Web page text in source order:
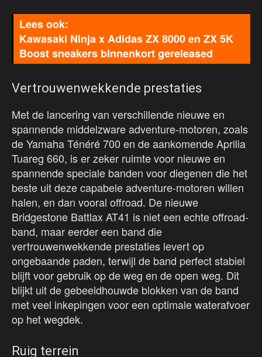
Kawasaki Ninja x Adidas ZX 8000 en ZX 5K
Boost sneakers binnenkort gereleased
Vertrouwenwekkende prestaties
Met de lancering van verschillende nieuwe en
spannende middelzware adventure-motoren, zoals
de Yamaha Ténéré 700 en de aankomende Aprilia
Tuareg 660, is er zeker ruimte voor nieuwe en
spannende speciale banden voor diegenen die het
beste uit deze capabele adventure-motoren willen
halen, en dan vooral offroad. De nieuwe
Bridgestone Battlax AT41 is niet een echte offroad-
band, maar eerder een band die
vertrouwenwekkende prestaties levert op
ongebaande paden, terwijl de band perfect stabiel
blijft voor gebruik op de weg en de open weg. Dit
blijkt uit de gebeeldhouwde blokken van de band
met veel inkepingen voor een optimale waterafvoer
op het wegdek.
Ruig terrein